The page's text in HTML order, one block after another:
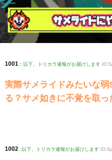
1001 : 以下、トリカラ速報がお届けします
実際サメライドみたいな
る？サメ如きに不覚を取っ
1002 : 以下、トリカラ速報がお届けします